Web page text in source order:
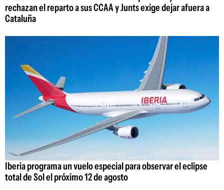
rechazan el reparto a sus CCAA y Junts exige dejar afuera a
Cataluña
Iberia programa un vuelo especial para observar el eclipse
total de Sol el próximo 12 de agosto